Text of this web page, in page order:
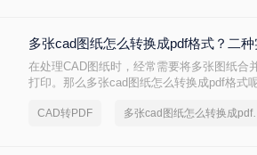
多张cad图纸怎么转换成pdf格式？二种
在处理CAD图纸时，经常需要将多张图纸合
打印。那么多张cad图纸怎么转换成pdf格式
CAD转PDF 多张cad